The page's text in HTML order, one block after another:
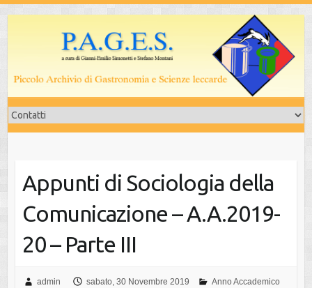
Appunti di Sociologia della
Comunicazione – A.A.2019-
20 – Parte III
admin sabato, 30 Novembre 2019
Anno Accademico